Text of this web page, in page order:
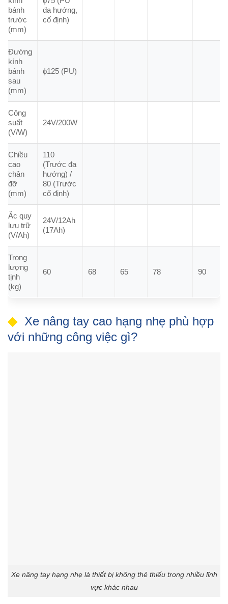
bánh
trước
(mm)
đa hướng,
cố định)
Đường
kính
bánh
sau
(mm)
ϕ125 (PU)
Công
suất
(V/W)
24V/200W
Chiều
cao
chân
đỡ
(mm)
110
(Trước đa
hướng) /
80 (Trước
cố định)
Ắc quy
lưu trữ
(V/Ah)
24V/12Ah
(17Ah)
Trọng
lượng
tịnh
(kg)
60 68 65 78 90
Xe nâng tay cao hạng nhẹ phù hợp
với những công việc gì?
Xe nâng tay hạng nhẹ là thiết bị không thẻ thiếu trong nhiều lĩnh
vực khác nhau